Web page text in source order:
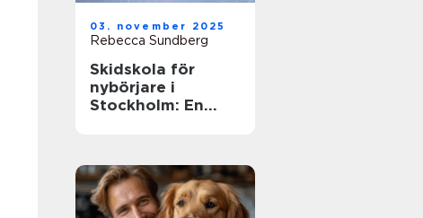
03. november 2025
Rebecca Sundberg
Skidskola för
nybörjare i
Stockholm: En